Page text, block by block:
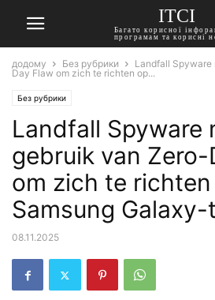
ITCI
Багато корисної
програмам та корисні
додому Без рубрики
Landfall
Day Flaw om zich te richten op...
Без рубрики
Landfall Spyware
gebruik van Zero-
om zich te
Samsung
08.11.2025